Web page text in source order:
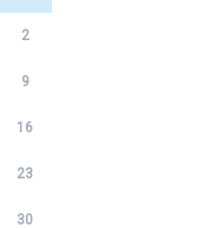
2
9
16
23
30